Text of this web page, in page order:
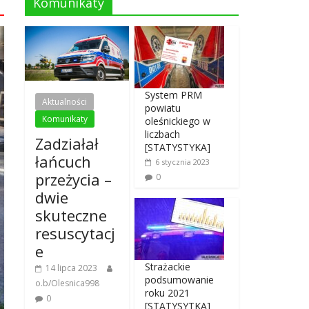
Aktualności
Komunikaty
Zadziałał
łańcuch
przeżycia –
dwie
skuteczne
resuscytacj
e
14 lipca 2023
o.b/Olesnica998
0
System PRM
powiatu
oleśnickiego w
liczbach
[STATYSTYKA]
6 stycznia 2023
0
Strażackie
podsumowanie
roku 2021
[STATYSYTKA]